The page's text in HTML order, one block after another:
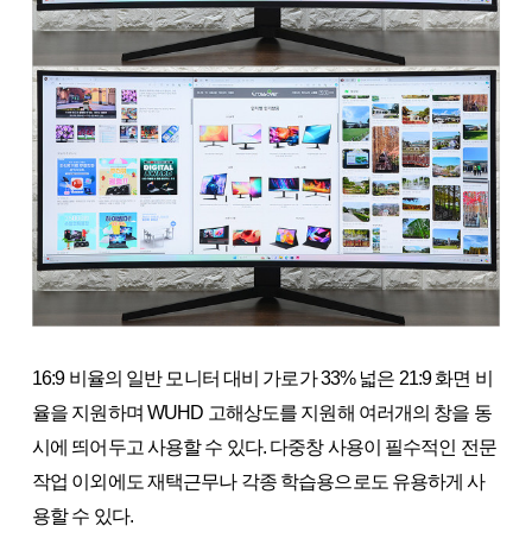
16:9 비율의 일반 모니터 대비 가로가 33% 넓은 21:9 화면 비
율을 지원하며 WUHD 고해상도를 지원해 여러개의 창을 동
시에 띄어두고 사용할 수 있다. 다중창 사용이 필수적인 전문
작업 이외에도 재택근무나 각종 학습용으로도 유용하게 사
용할 수 있다.